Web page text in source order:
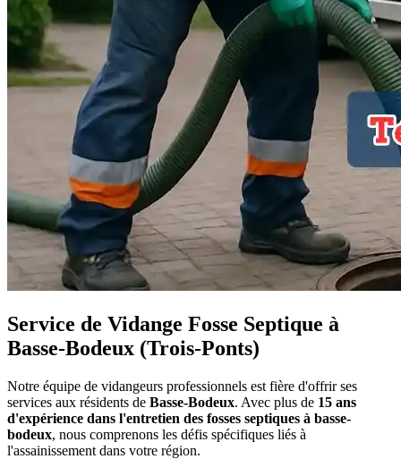
Service de Vidange Fosse Septique à
Basse-Bodeux (Trois-Ponts)
Notre équipe de vidangeurs professionnels est fière d'offrir ses
services aux résidents de Basse-Bodeux. Avec plus de 15 ans
d'expérience dans l'entretien des fosses septiques à basse-
bodeux, nous comprenons les défis spécifiques liés à
l'assainissement dans votre région.